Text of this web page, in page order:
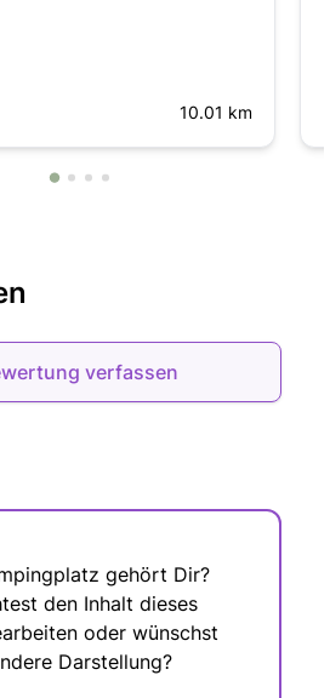
10.01 km
verfassen
gehört Dir?
den Inhalt dieses
oder wünschst
Darstellung?